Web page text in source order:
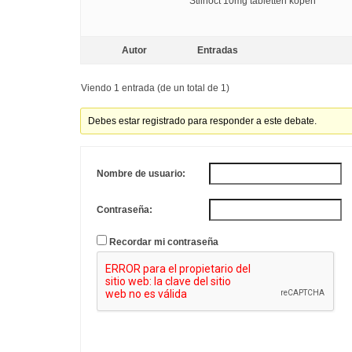
Autor Entradas
Viendo 1 entrada (de un total de 1)
Debes estar registrado para responder a este debate.
Nombre de usuario:
Contraseña:
Recordar mi contraseña